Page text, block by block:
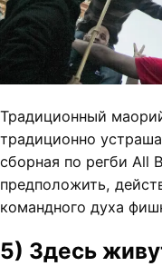
Традиционный
традиционно
сборная по регби
предположить,
командного духа
5) Здесь